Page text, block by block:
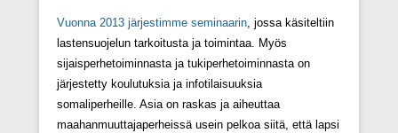
Vuonna 2013 järjestimme seminaarin, jossa käsiteltiin
lastensuojelun tarkoitusta ja toimintaa. Myös
sijaisperhetoiminnasta ja tukiperhetoiminnasta on
järjestetty koulutuksia ja infotilaisuuksia
somaliperheille. Asia on raskas ja aiheuttaa
maahanmuuttajaperheissä usein pelkoa siitä, että lapsi